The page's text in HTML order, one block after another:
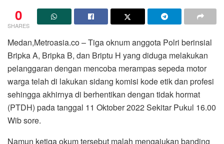
0
SHARES
Medan,Metroasia.co – Tiga oknum anggota Polri berinsial
Bripka A, Bripka B, dan Briptu H yang diduga melakukan
pelanggaran dengan mencoba merampas sepeda motor
warga telah di lakukan sidang komisi kode etik dan profesi
sehingga akhirnya di berhentikan dengan tidak hormat
(PTDH) pada tanggal 11 Oktober 2022 Sekitar Pukul 16.00
Wib sore.
Namun ketiga okum tersebut malah mengajukan banding